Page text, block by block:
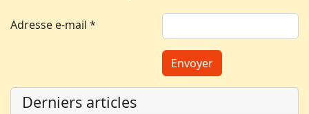
Adresse e-mail *
Envoyer
Derniers articles